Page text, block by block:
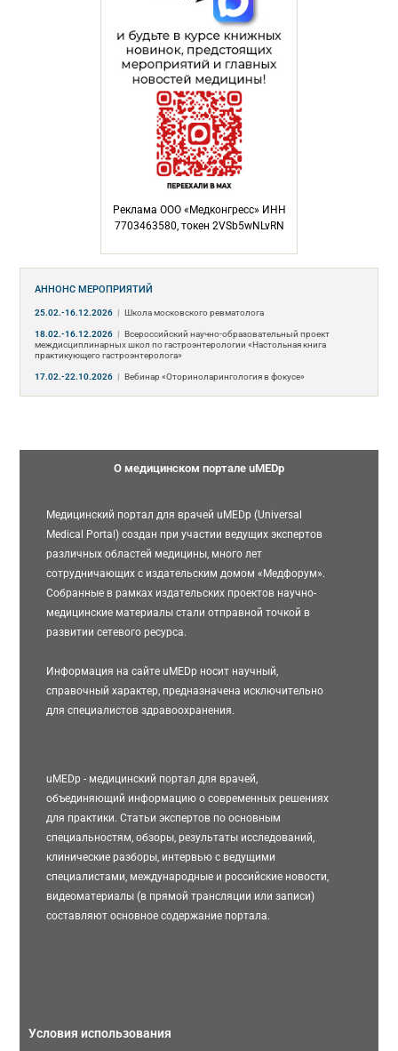
Реклама ООО «Медконгресс» ИНН
7703463580, токен 2VSb5wNLvRN
АННОНС МЕРОПРИЯТИЙ
25.02.-16.12.2026 | Школа московского ревматолога
18.02.-16.12.2026 | Всероссийский научно-образовательный проект
междисциплинарных школ по гастроэнтерологии «Настольная книга
практикующего гастроэнтеролога»
17.02.-22.10.2026 | Вебинар «Оториноларингология в фокусе»
О медицинском портале uMEDp
Медицинский портал для врачей uMEDp (Universal
Medical Portal) создан при участии ведущих экспертов
различных областей медицины, много лет
сотрудничающих с издательским домом «Медфорум».
Собранные в рамках издательских проектов научно-
медицинские материалы стали отправной точкой в
развитии сетевого ресурса.
Информация на сайте uMEDp носит научный,
справочный характер, предназначена исключительно
для специалистов здравоохранения.
uMEDp - медицинский портал для врачей,
объединяющий информацию о современных решениях
для практики. Статьи экспертов по основным
специальностям, обзоры, результаты исследований,
клинические разборы, интервью с ведущими
специалистами, международные и российские новости,
видеоматериалы (в прямой трансляции или записи)
составляют основное содержание портала.
Условия использования